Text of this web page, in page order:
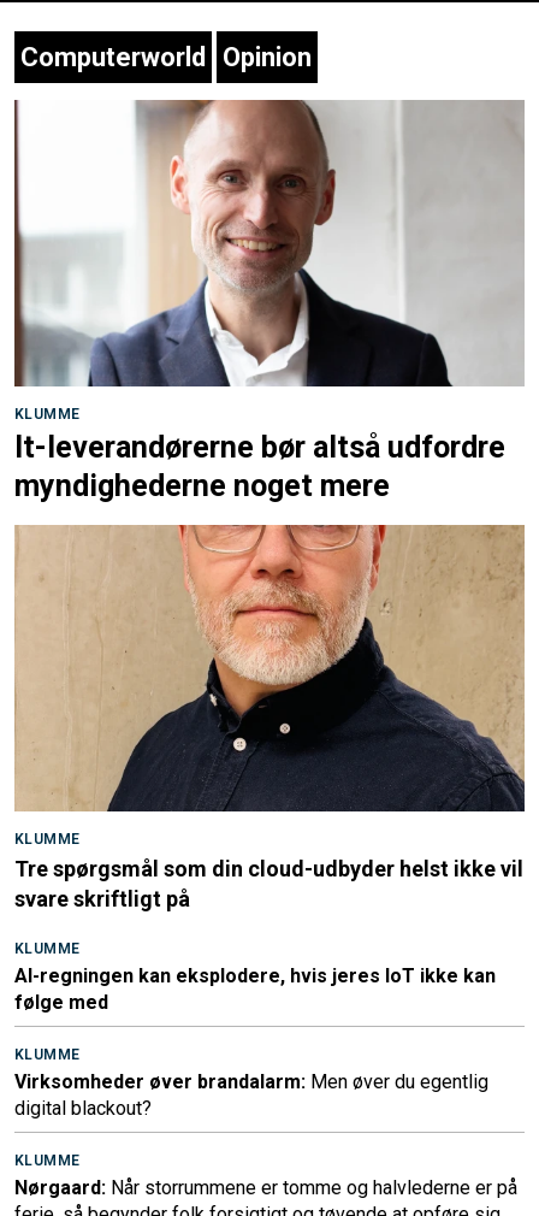
Computerworld Opinion
KLUMME
It-leverandørerne bør altså udfordre
myndighederne noget mere
KLUMME
Tre spørgsmål som din cloud-udbyder helst ikke vil
svare skriftligt på
KLUMME
AI-regningen kan eksplodere, hvis jeres IoT ikke kan
følge med
KLUMME
Virksomheder øver brandalarm: Men øver du egentlig
digital blackout?
KLUMME
Nørgaard: Når storrummene er tomme og halvlederne er på